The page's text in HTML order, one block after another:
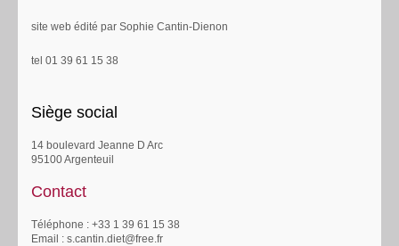
site web édité par Sophie Cantin-Dienon
tel 01 39 61 15 38
Siège social
14 boulevard Jeanne D Arc
95100 Argenteuil
Contact
Téléphone : +33 1 39 61 15 38
Email : s.cantin.diet@free.fr